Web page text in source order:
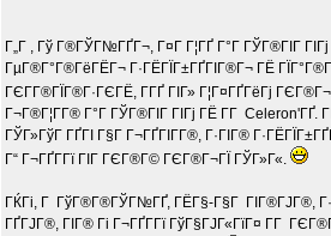
Г„Г , Гў Г®ГЎГ№ГҐГ¬, Г¤Г Г¦ГҐ Г°Г ГЎГ®ГІГ
ГµГ®Г°Г®ГёГЁГ¬ Г·ГЁГЇГ±ГҐГІГ®Г¬ ГЁ
ГЄГ­Г®ГЇГ®Г·ГЄГЁ, Г­ГҐ ГІГ» Г¦Г¤ГҐГёГј
Г¬Г®Г¦Г­Г® Г°Г ГЎГ®ГІГ ГІГј ГЁ Г­Г Celeron'ГҐ.
ГЎГ»ГўГ ГҐГІ Г§Г Г¬ГҐГІГ­Г®, Г·ГІГ®
Г“ Г¬ГҐГ­Гї ГІГ ГЄГ®Г© ГЄГ®Г¬ГЇ ГЎГ»Г«.
ГЌГі, Г ГўГ®Г®ГЎГ№ГҐ, ГЁГ§-Г§Г ГІГ®ГЈГ®,
ГҐГЈГ®, ГІГ® Гі Г¬ГҐГ­Гї ГўГ§ГЈГ«ГїГ¤ Г­Г